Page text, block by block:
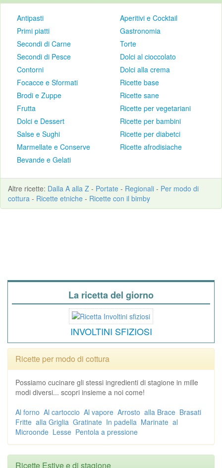
Antipasti
Primi piatti
Secondi di Carne
Secondi di Pesce
Contorni
Focacce e Sformati
Brodi e Zuppe
Frutta
Dolci e Dessert
Salse e Sughi
Marmellate e Conserve
Bevande e Gelati
Aperitivi e Cocktail
Gastronomia
Torte
Dolci al cioccolato
Dolci alla crema
Ricette base
Ricette sane
Ricette per vegetariani
Ricette per bambini
Ricette per diabetci
Ricette afrodisiache
Altre ricette: Dalla A alla Z - Portate - Regionali - Per modo di
cottura - Ricette etniche - Ricette con il bimby
La ricetta del giorno
INVOLTINI SFIZIOSI
Ricette per modo di cottura
Possiamo cucinare gli stessi ingredienti di stagione in mille
modi diversi... scopri insieme a noi come!
Al forno Al cartoccio Al vapore Arrosto alla Brace Brasati
Fritte alla Griglia Gratinate In padella Marinate al
Microonde Lesse Pentola a pressione
Ricette Estive e di stagione